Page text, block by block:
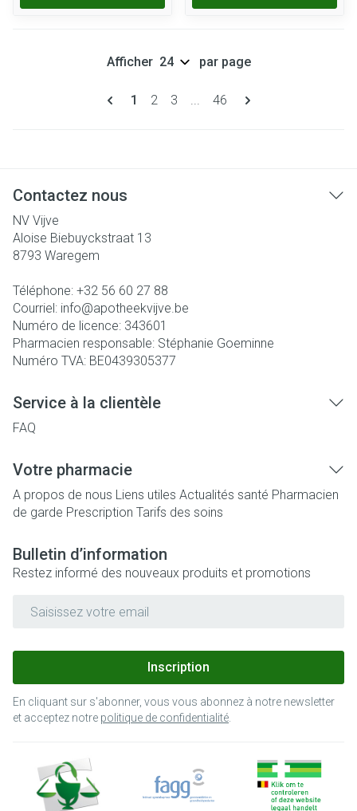
Vous lisez actuellement la page
1 Page
2 Page
3 ... Page
46
Afficher par page
Contactez nous
NV Vijve
Aloise Biebuyckstraat 13
8793 Waregem
Téléphone: +32 56 60 27 88
Courriel: info@apotheekvijve.be
Numéro de licence: 343601
Pharmacien responsable: Stéphanie Goeminne
Numéro TVA: BE0439305377
Service à la clientèle
FAQ
Votre pharmacie
A propos de nous Liens utiles Actualités santé Pharmacien
de garde Prescription Tarifs des soins
Bulletin d’information
Restez informé des nouveaux produits et promotions
Inscription
En cliquant sur s'abonner, vous vous abonnez à notre newsletter
et acceptez notre politique de confidentialité